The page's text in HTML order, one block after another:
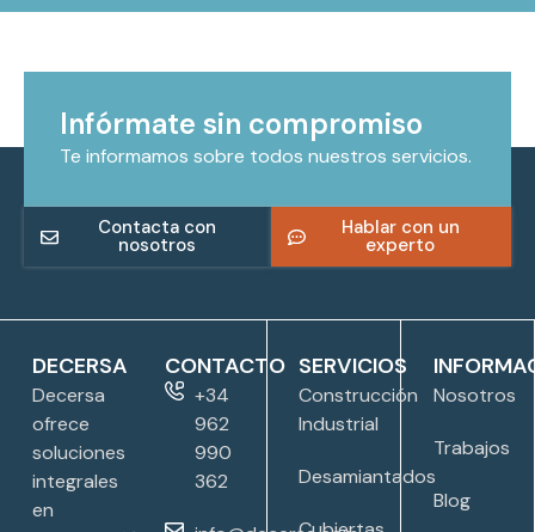
Infórmate sin compromiso
Te informamos sobre todos nuestros servicios.
Contacta con
nosotros
Hablar con un
experto
DECERSA
Decersa
ofrece
soluciones
integrales
en
CONTACTO
+34
962
990
362
SERVICIOS
Construcción
Industrial
Desamiantados
Nosotros
Trabajos
Blog